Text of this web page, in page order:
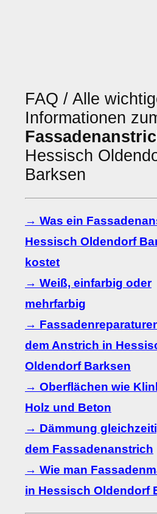
FAQ / Alle
Informationen
Hessisch
Barksen
→ Was ein
Hessisch Oldendorf
kostet
→ Weiß, einfarbig oder
mehrfarbig
→
dem Anstrich in
Oldendorf Barksen
→ Oberflächen wie
Holz und Beton
→ Dämmung
dem Fassadenanstrich
→ Wie man
in Hessisch Oldendorf